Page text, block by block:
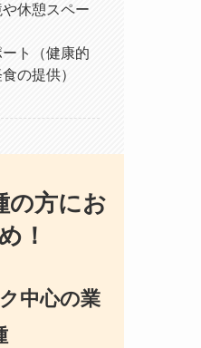
休憩スペー
ート（健康的
食の提供）
の方にお
！
中心の業